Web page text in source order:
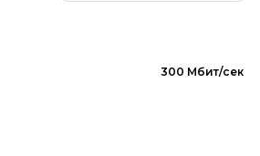
300 Мбит/сек